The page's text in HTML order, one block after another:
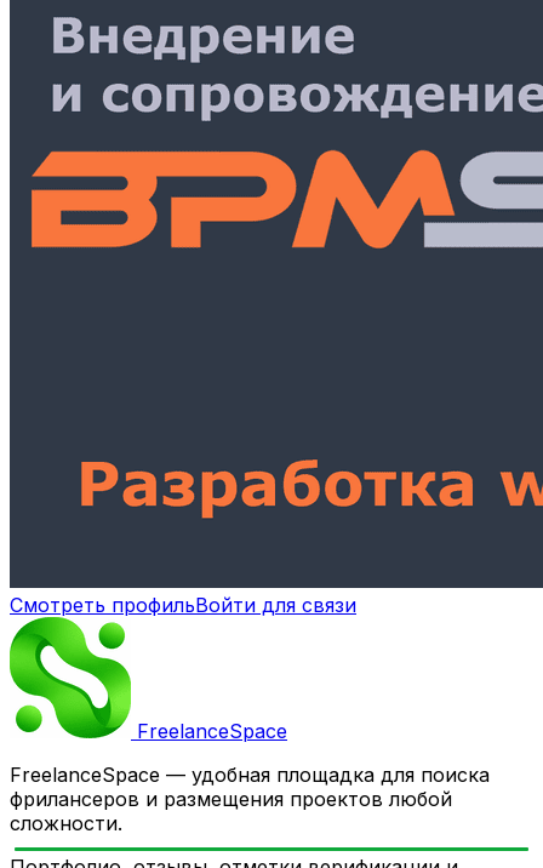
Смотреть профильВойти для связи
FreelanceSpace
FreelanceSpace — удобная площадка для поиска
фрилансеров и размещения проектов любой
сложности.